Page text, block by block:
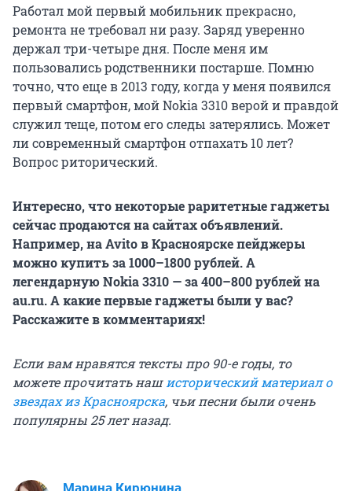
Работал мой первый мобильник прекрасно,
ремонта не требовал ни разу. Заряд уверенно
держал три-четыре дня. После меня им
пользовались родственники постарше. Помню
точно, что еще в 2013 году, когда у меня появился
первый смартфон, мой Nokia 3310 верой и правдой
служил теще, потом его следы затерялись. Может
ли современный смартфон отпахать 10 лет?
Вопрос риторический.
Интересно, что некоторые раритетные гаджеты
сейчас продаются на сайтах объявлений.
Например, на Avito в Красноярске пейджеры
можно купить за 1000–1800 рублей. А
легендарную Nokia 3310 — за 400–800 рублей на
au.ru. А какие первые гаджеты были у вас?
Расскажите в комментариях!
Если вам нравятся тексты про 90-е годы, то
можете прочитать нашисторический материал о
звездах из Красноярска, чьи песни были очень
популярны 25 лет назад.